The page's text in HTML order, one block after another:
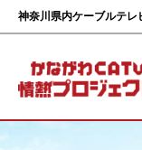
神奈川県内ケーブルテレ